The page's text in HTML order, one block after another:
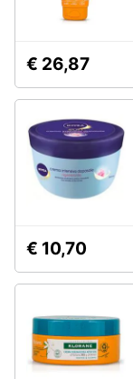
essenziali
viso
Vedi
Profumi
profumo
Chloe
profumo
€ 26,87
€ 10,70